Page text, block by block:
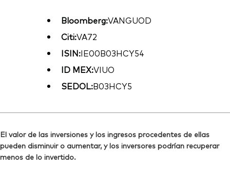
Bloomberg:VANGUOD
Citi:VA72
ISIN:IE00B03HCY54
ID MEX:VIUO
SEDOL:B03HCY5
El valor de las inversiones y los ingresos procedentes de ellas
pueden disminuir o aumentar, y los inversores podrían recuperar
menos de lo invertido.